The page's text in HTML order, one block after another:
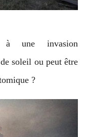
à une invasion
soleil ou peut être
?